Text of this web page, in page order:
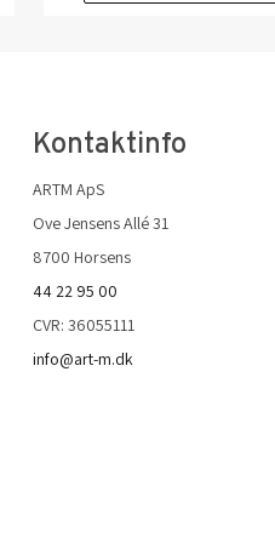
Kontaktinfo
ARTM ApS
Ove Jensens Allé 31
8700 Horsens
44 22 95 00
CVR: 36055111
info@art-m.dk